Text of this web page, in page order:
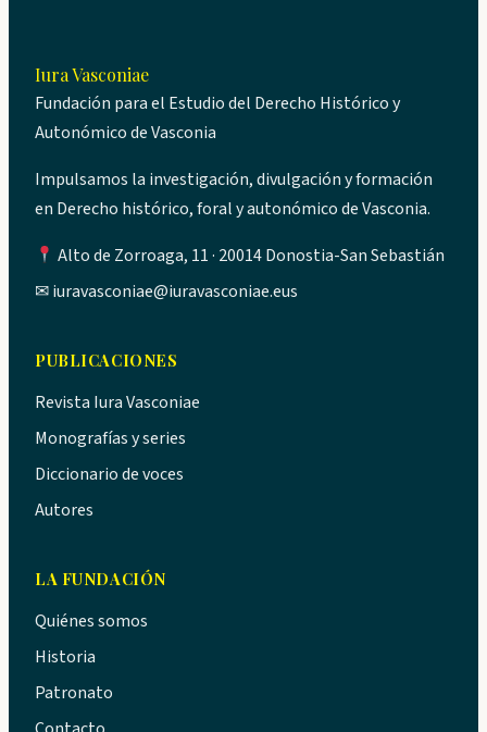
Iura Vasconiae
Fundación para el Estudio del Derecho Histórico y
Autonómico de Vasconia
Impulsamos la investigación, divulgación y formación
en Derecho histórico, foral y autonómico de Vasconia.
Alto de Zorroaga, 11 · 20014 Donostia-San Sebastián
✉iuravasconiae@iuravasconiae.eus
PUBLICACIONES
Revista Iura Vasconiae
Monografías y series
Diccionario de voces
Autores
LA FUNDACIÓN
Quiénes somos
Historia
Patronato